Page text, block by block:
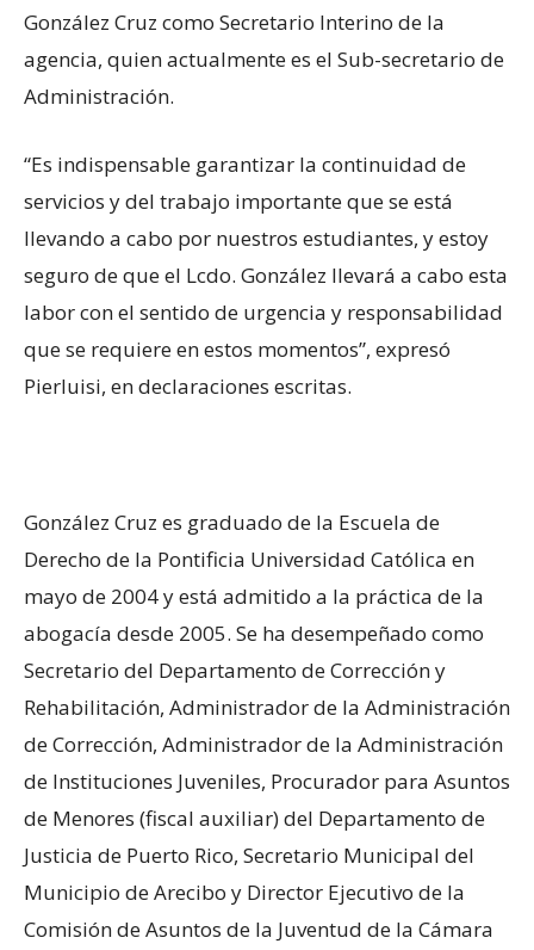
González Cruz como Secretario Interino de la
agencia, quien actualmente es el Sub-secretario de
Administración.
“Es indispensable garantizar la continuidad de
servicios y del trabajo importante que se está
llevando a cabo por nuestros estudiantes, y estoy
seguro de que el Lcdo. González llevará a cabo esta
labor con el sentido de urgencia y responsabilidad
que se requiere en estos momentos”, expresó
Pierluisi, en declaraciones escritas.
González Cruz es graduado de la Escuela de
Derecho de la Pontificia Universidad Católica en
mayo de 2004 y está admitido a la práctica de la
abogacía desde 2005. Se ha desempeñado como
Secretario del Departamento de Corrección y
Rehabilitación, Administrador de la Administración
de Corrección, Administrador de la Administración
de Instituciones Juveniles, Procurador para Asuntos
de Menores (fiscal auxiliar) del Departamento de
Justicia de Puerto Rico, Secretario Municipal del
Municipio de Arecibo y Director Ejecutivo de la
Comisión de Asuntos de la Juventud de la Cámara